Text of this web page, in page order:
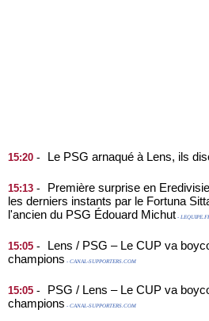
15:20 - Le PSG arnaqué à Lens, ils
15:13 -
Première surprise en
les derniers instants par le Fortuna
l'ancien du PSG Édouard Michut -
15:05 -
Lens / PSG – Le CUP va
champions - CANAL-SUPPORTERS.COM
15:05 -
PSG / Lens – Le CUP va
champions - CANAL-SUPPORTERS.COM